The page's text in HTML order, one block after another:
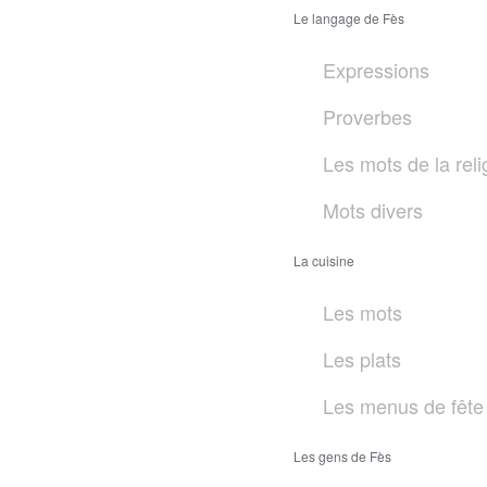
Le langage de Fès
Expressions
Proverbes
Les mots de la
Mots divers
La cuisine
Les mots
Les plats
Les menus de fête
Les gens de Fès